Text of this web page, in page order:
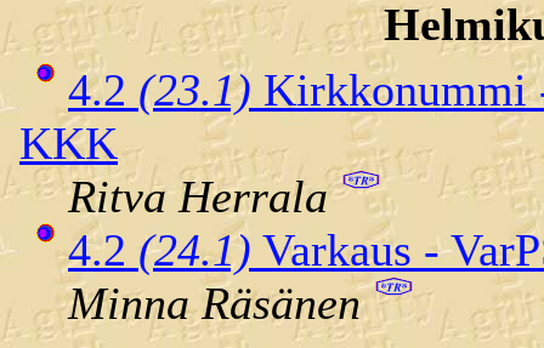
4.2 (23.1) Kirkkonummi
KKK
Ritva Herrala
4.2 (24.1) Varkaus -
Minna Räsänen